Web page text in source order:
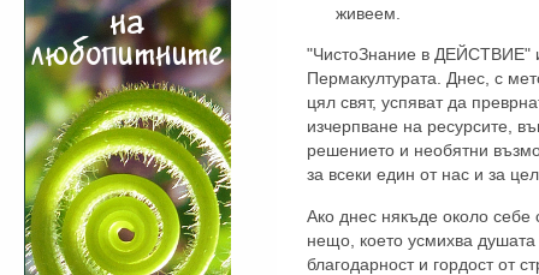
живеем.
"ЧистоЗнание в ДЕЙСТВИЕ"
Пермакултурата. Днес, с
цял свят, успяват да
изчерпване на ресурсите,
решението и необятни
за всеки един от нас и за
Ако днес някъде около
нещо, което усмихва
благодарност и гордост от